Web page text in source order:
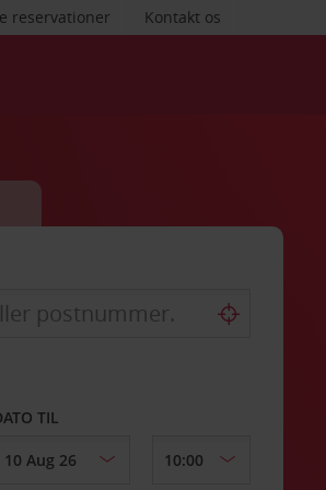
Kontakt os
reservationer
TIL